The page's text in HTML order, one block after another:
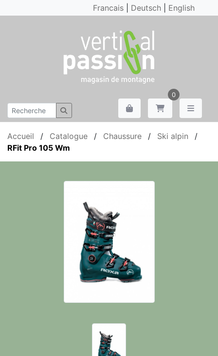
Francais Deutsch English
0
Accueil / Catalogue / Chaussure / Ski alpin
/
RFit Pro 105 Wm